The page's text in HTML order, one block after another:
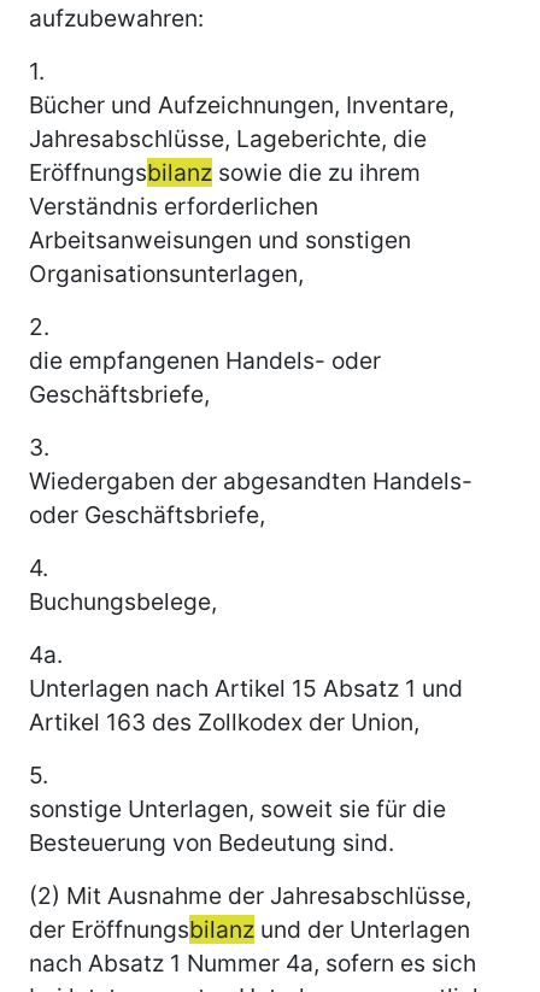
aufzubewahren:
1.
Bücher und Aufzeichnungen, Inventare,
Jahresabschlüsse, Lageberichte, die
Eröffnungsbilanz sowie die zu ihrem
Verständnis erforderlichen
Arbeitsanweisungen und sonstigen
Organisationsunterlagen,
2.
die empfangenen Handels- oder
Geschäftsbriefe,
3.
Wiedergaben der abgesandten Handels-
oder Geschäftsbriefe,
4.
Buchungsbelege,
4a.
Unterlagen nach Artikel 15 Absatz 1 und
Artikel 163 des Zollkodex der Union,
5.
sonstige Unterlagen, soweit sie für die
Besteuerung von Bedeutung sind.
(2) Mit Ausnahme der Jahresabschlüsse,
der Eröffnungsbilanz und der Unterlagen
nach Absatz 1 Nummer 4a, sofern es sich